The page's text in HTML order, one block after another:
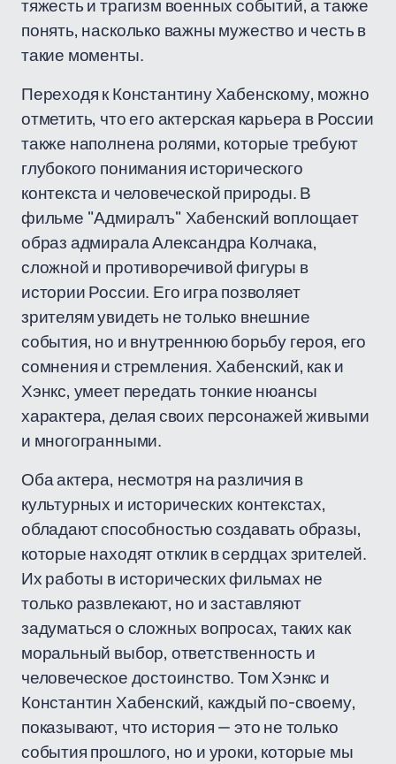
тяжесть и трагизм военных событий, а также
понять, насколько важны мужество и честь в
такие моменты.
Переходя к Константину Хабенскому, можно
отметить, что его актерская карьера в России
также наполнена ролями, которые требуют
глубокого понимания исторического
контекста и человеческой природы. В
фильме "Адмиралъ" Хабенский воплощает
образ адмирала Александра Колчака,
сложной и противоречивой фигуры в
истории России. Его игра позволяет
зрителям увидеть не только внешние
события, но и внутреннюю борьбу героя, его
сомнения и стремления. Хабенский, как и
Хэнкс, умеет передать тонкие нюансы
характера, делая своих персонажей живыми
и многогранными.
Оба актера, несмотря на различия в
культурных и исторических контекстах,
обладают способностью создавать образы,
которые находят отклик в сердцах зрителей.
Их работы в исторических фильмах не
только развлекают, но и заставляют
задуматься о сложных вопросах, таких как
моральный выбор, ответственность и
человеческое достоинство. Том Хэнкс и
Константин Хабенский, каждый по-своему,
показывают, что история — это не только
события прошлого, но и уроки, которые мы